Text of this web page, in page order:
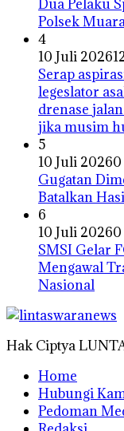
Dua Pelaku
Polsek
4
10 Juli 2026
Serap
legeslator
drenase
jika musim
5
10 Juli 2026
Gugatan
Batalkan
6
10 Juli 2026
SMSI Gelar
Mengawal
Nasional
Hak Ciptya
Home
Hubungi
Pedoman